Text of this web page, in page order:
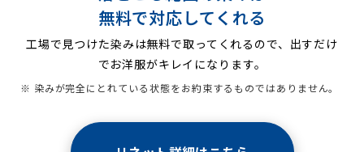
無料で対応してくれる
工場で見つけた染みは無料で取ってくれるので、出すだけ
でお洋服がキレイになります。
※ 染みが完全にとれている状態をお約束するものではありません。